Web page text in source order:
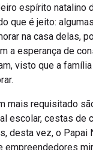
espírito natalino
que é jeito:
na casa delas,
a esperança de
visto que a
mais requisitado
escolar, cestas de
desta vez, o Papai
empreendedores